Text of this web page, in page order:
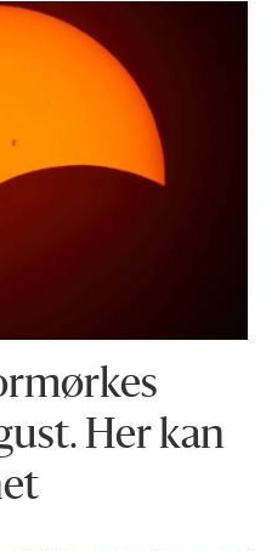
Her kan